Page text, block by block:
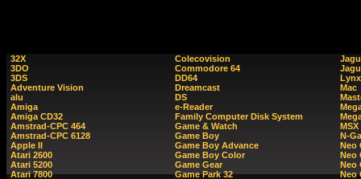
32X
3DO
3DS
Adventure Vision
alu
Amiga
Amiga CD32
Amstrad-CPC 464
Amstrad-CPC 6128
Apple II
Atari 2600
Atari 5200
Atari 7800
Colecovision
Commodore 64
DD64
Dreamcast
DS
e-Reader
Family Computer Disk System
Game & Watch
Game Boy
Game Boy Advance
Game Boy Color
Game Gear
Game Park 32
Lynx
Mac
MSX
N-
Neo
Neo
Neo
Neo